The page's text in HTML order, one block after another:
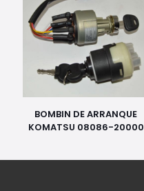
BOMBIN DE ARRANQUE
KOMATSU 08086-20000